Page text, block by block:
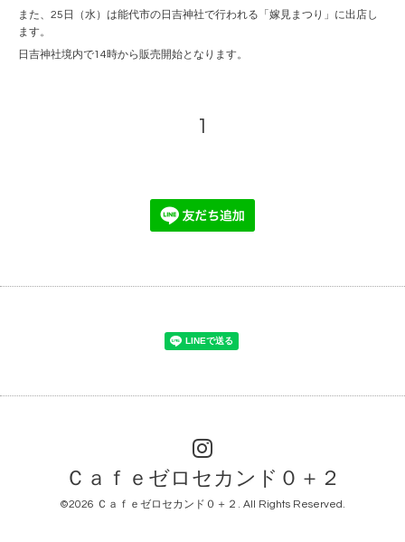
また、25日（水）は能代市の日吉神社で行われる「嫁見まつり」に出店し
ます。
日吉神社境内で14時から販売開始となります。
1
Ｃａｆｅゼロセカンド０＋２
©2026 Ｃａｆｅゼロセカンド０＋２ . All Rights Reserved.